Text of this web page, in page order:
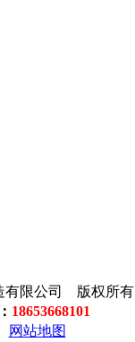
有限公司 版权所有
18653668101
网站地图